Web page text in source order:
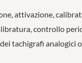
attivazione,
controllo
tachigrafi analogici